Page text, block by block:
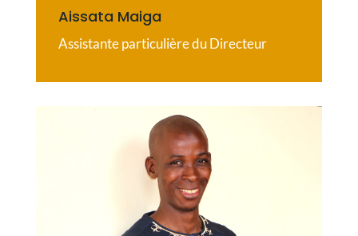
Aissata Maiga
Assistante particulière du Directeur